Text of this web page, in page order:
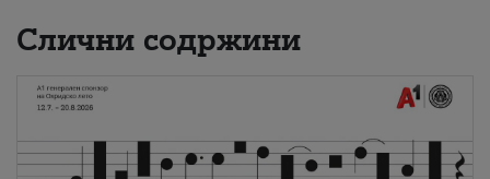
Слични содржини